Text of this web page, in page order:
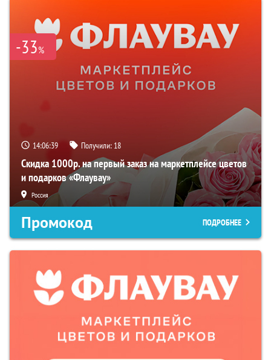
-33%
14:06:38 Получили: 18
Скидка 1000р. на первый заказ на маркетплейсе цветов
и подарков «Флаувау»
Россия
Промокод ПОДРОБНЕЕ